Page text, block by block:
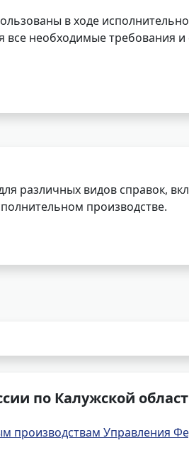
в ходе
все необходимые требования
различных видов справок,
производстве.
по Калужской
Управления